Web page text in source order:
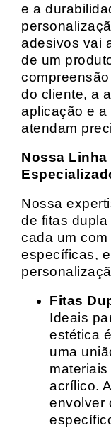
e a
adesivos vai
de um
do cliente, a
aplicação e
atendam
Nossa
Nossa
de fitas
cada um
específicas,
Fitas
Ideais
estética
uma
acrílico.
envolver